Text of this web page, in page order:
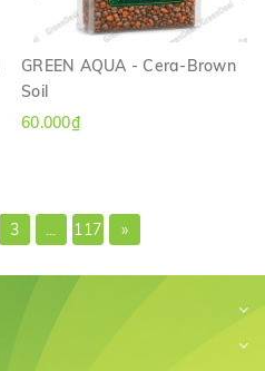
GREEN AQUA - Cera-Brown
Soil
60.000₫
3 117 »